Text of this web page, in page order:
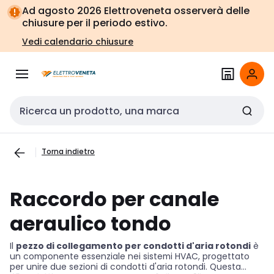
Vai alla
navigazione
Vai
alla
pagina
Ad agosto 2026 Elettroveneta osserverà delle
chiusure per il periodo estivo.
Vedi calendario chiusure
Cerca input
Torna indietro
Raccordo per canale
aeraulico tondo
Il pezzo di collegamento per condotti d'aria rotondi è
un componente essenziale nei sistemi HVAC, progettato
per unire due sezioni di condotti d'aria rotondi. Questa